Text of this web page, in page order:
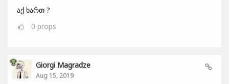
აქ ხართ ?
0 props
Giorgi Magradze
Aug 15, 2019